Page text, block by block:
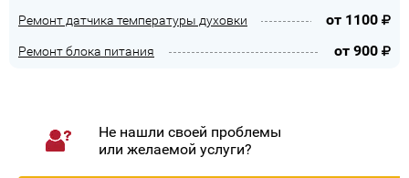
Ремонт датчика температуры духовки от 1100
Ремонт блока питания от 900
Не нашли своей проблемы
или желаемой услуги?